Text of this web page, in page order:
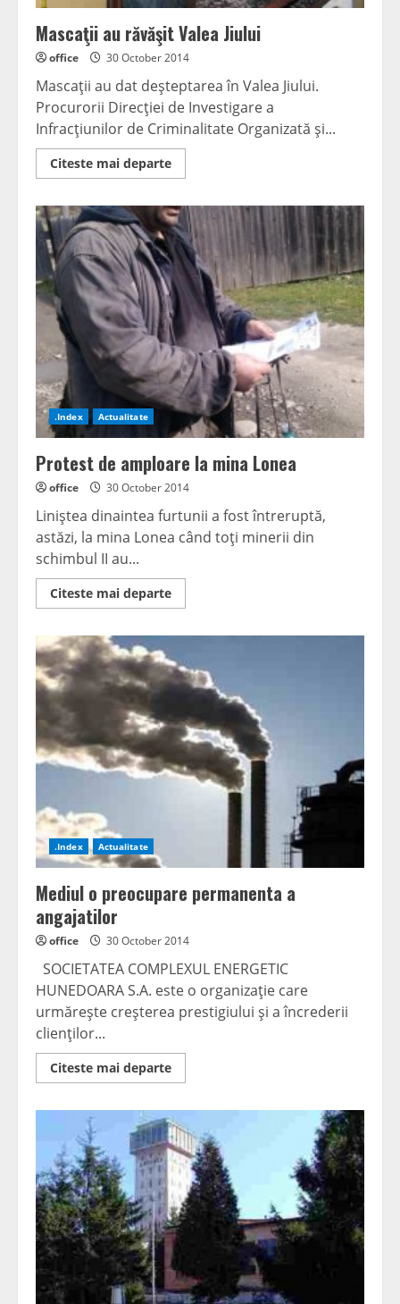
Mascaţii au răvăşit Valea Jiului
office 30 October 2014
Mascaţii au dat deşteptarea în Valea Jiului.
Procurorii Direcţiei de Investigare a
Infracţiunilor de Criminalitate Organizată şi...
Citeste mai departeRead
more
au
răvăşit
Valea
Jiului
.Index Actualitate
Protest de amploare la mina Lonea
office 30 October 2014
Liniştea dinaintea furtunii a fost întreruptă,
astăzi, la mina Lonea când toţi minerii din
schimbul II au...
Citeste mai departeRead
more
la
mina
Lonea
.Index Actualitate
Mediul o preocupare permanenta a
angajatilor
office 30 October 2014
SOCIETATEA COMPLEXUL ENERGETIC
HUNEDOARA S.A. este o organizaţie care
urmăreşte creşterea prestigiului şi a încrederii
clienţilor...
Citeste mai departeRead
more
o
preocupare
permanenta
a
angajatilor